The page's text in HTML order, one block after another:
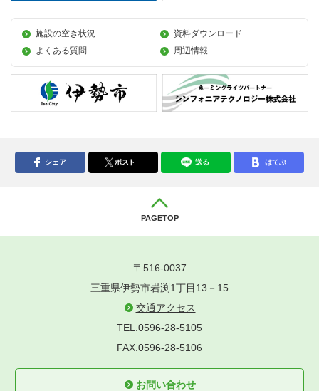
施設の空き状況
資料ダウンロード
よくある質問
周辺情報
シェア ポスト 送る はてぶ
PAGETOP
〒516-0037
三重県伊勢市岩渕1丁目13－15
交通アクセス
TEL.0596-28-5105
FAX.0596-28-5106
お問い合わせ